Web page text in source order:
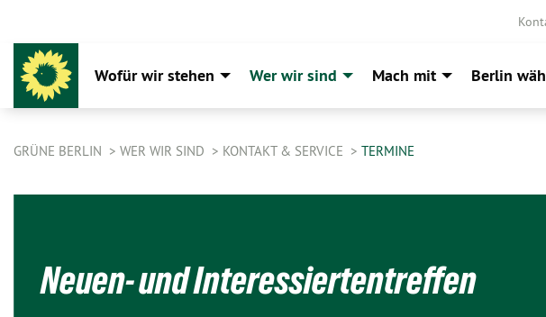
Wofür wir stehen Wer wir sind Mach mit Berlin
GRÜNE BERLIN WER WIR SIND KONTAKT & SERVICE TERMINE
Neuen- und Interessiertentreffen